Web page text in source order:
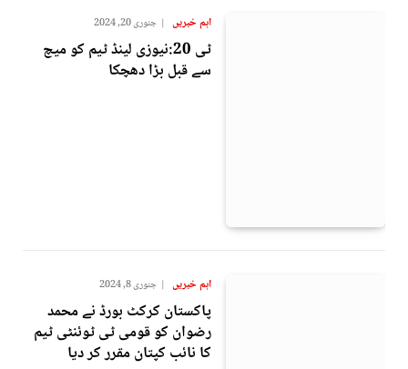
اہم خبریں جنوری 20, 2024
ٹی 20:نیوزی لینڈ ٹیم کو میچ
سے قبل بڑا دھچکا
اہم خبریں جنوری 8, 2024
پاکستان کرکٹ بورڈ نے محمد
رضوان کو قومی ٹی ٹوئنٹی ٹیم
کا نائب کپتان مقرر کر دیا